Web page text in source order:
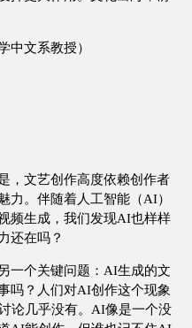
中文系教授）
，文艺创作高度依赖创作者
力。伴随着人工智能（AI）
频生成，我们发现AI也样样
还在吗？
一个关键问题：AI生成的文
吗？人们对AI创作这个现象
论几乎没有。AI像是一个没